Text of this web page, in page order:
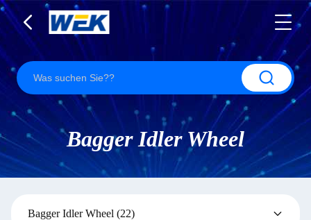
Bagger Idler Wheel
Bagger Idler Wheel (22)